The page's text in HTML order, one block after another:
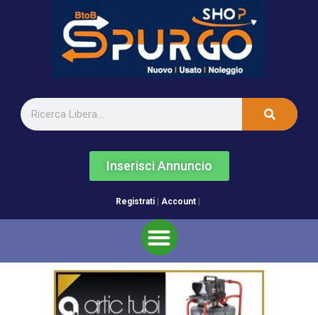
Inserisci Annuncio
Registrati Account